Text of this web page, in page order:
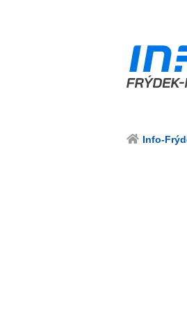
Info-